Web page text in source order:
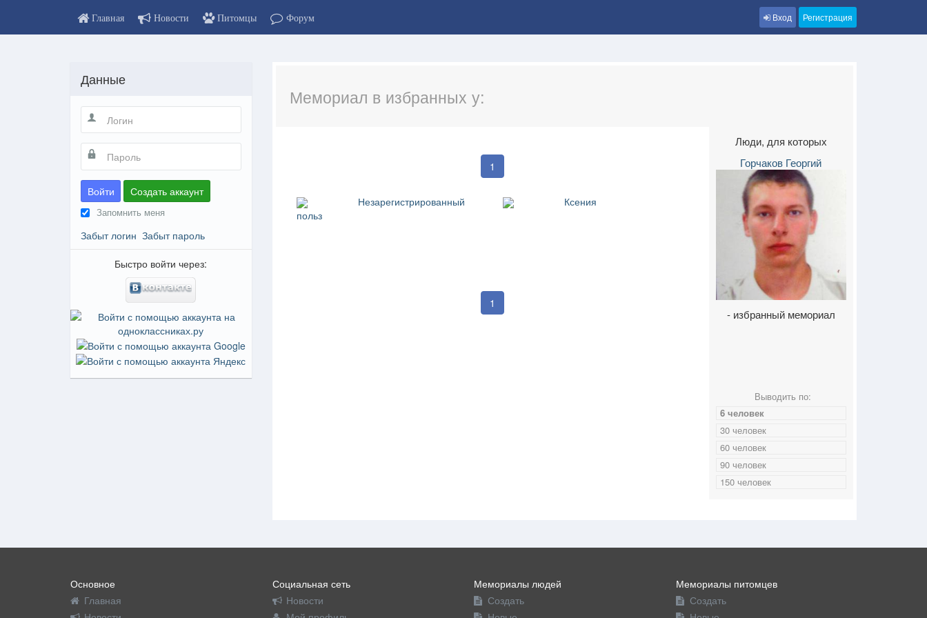
Главная Новости Питомцы Форум Вход Регистрация
Мемориал в избранных у:
1
Незарегистрированный
польз
Ксения
1
Люди, для которых
Горчаков Георгий
- избранный мемориал
Выводить по:
6 человек
30 человек
60 человек
90 человек
150 человек
Данные
Войти Создать аккаунт
Запомнить меня
Забыт логин Забыт пароль
Быстро войти через:
Основное
Главная
Социальная сеть
Новости
Мемориалы людей
Создать
Мемориалы питомцев
Создать